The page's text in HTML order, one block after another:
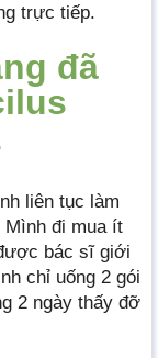
trực tiếp.
đã
liên tục làm
Mình đi mua ít
bác sĩ giới
chỉ uống 2 gói
2 ngày thấy đỡ